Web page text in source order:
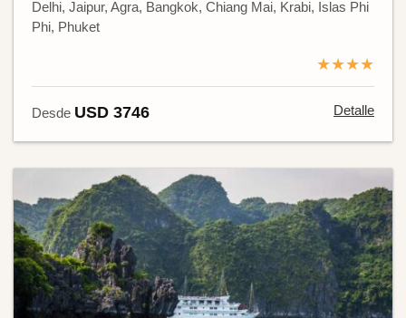
Delhi, Jaipur, Agra, Bangkok, Chiang Mai, Krabi, Islas Phi
Phi, Phuket
★★★★
Desde USD 3746 Detalle